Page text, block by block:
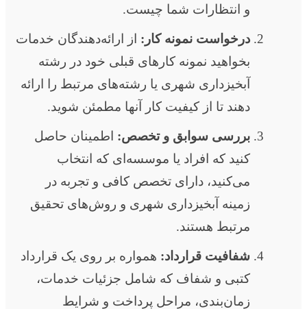
و انتظارات شما چیست.
درخواست نمونه کار: از ارائه‌دهندگان خدمات
بخواهید نمونه کارهای قبلی خود در رشته
آبخیزداری شهری یا رشته‌های مرتبط را ارائه
دهند تا از کیفیت کار آنها مطمئن شوید.
بررسی سوابق و تخصص: اطمینان حاصل
کنید که افراد یا موسسه‌ای که انتخاب
می‌کنید، دارای تخصص کافی و تجربه در
زمینه آبخیزداری شهری و روش‌های تحقیق
مرتبط هستند.
شفافیت قرارداد: همواره بر روی یک قرارداد
کتبی و شفاف که شامل جزئیات خدمات،
زمان‌بندی، مراحل پرداخت و شرایط